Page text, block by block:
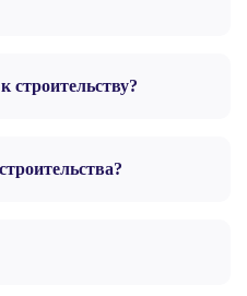
строительству?